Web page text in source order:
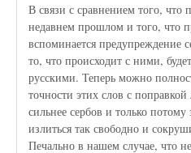
В связи с сравнением того, что
недавнем прошлом и того, что
вспоминается предупреждение
то, что происходит с ними,
русскими. Теперь можно
точности этих слов с
сильнее сербов и только
излиться так свободно и
Печально в нашем случае, что